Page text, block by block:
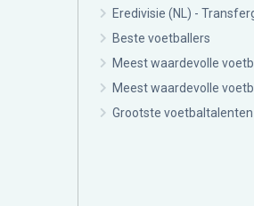
Eredivisie (NL) -
Beste voetballers
Meest waardevolle
Meest waardevolle
Grootste voetbaltalenten